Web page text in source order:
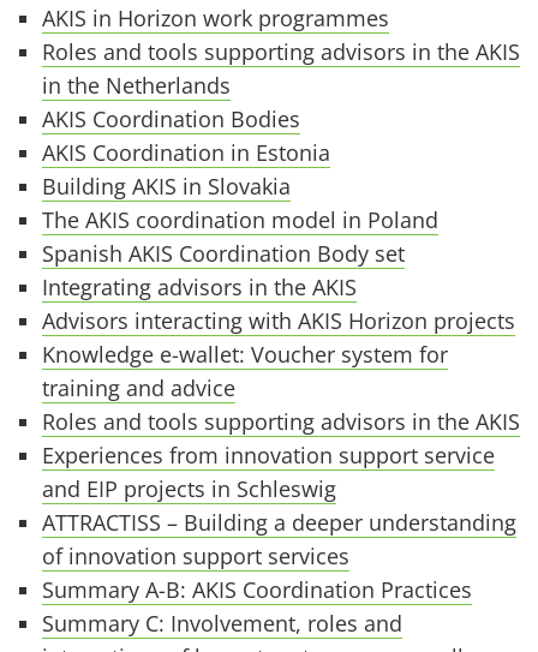
AKIS in Horizon work programmes
Roles and tools supporting advisors in the AKIS
in the Netherlands
AKIS Coordination Bodies
AKIS Coordination in Estonia
Building AKIS in Slovakia
The AKIS coordination model in Poland
Spanish AKIS Coordination Body set
Integrating advisors in the AKIS
Advisors interacting with AKIS Horizon projects
Knowledge e-wallet: Voucher system for
training and advice
Roles and tools supporting advisors in the AKIS
Experiences from innovation support service
and EIP projects in Schleswig
ATTRACTISS – Building a deeper understanding
of innovation support services
Summary A-B: AKIS Coordination Practices
Summary C: Involvement, roles and